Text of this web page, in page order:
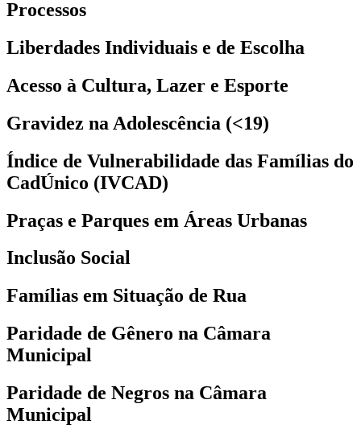
Processos
Liberdades Individuais e de Escolha
Acesso à Cultura, Lazer e Esporte
Gravidez na Adolescência (<19)
Índice de Vulnerabilidade das Famílias do
CadÚnico (IVCAD)
Praças e Parques em Áreas Urbanas
Inclusão Social
Famílias em Situação de Rua
Paridade de Gênero na Câmara
Municipal
Paridade de Negros na Câmara
Municipal